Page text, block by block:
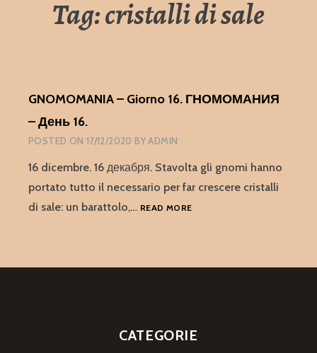
Tag:cristalli di sale
GNOMOMANIA – Giorno 16. ГНОМОМАНИЯ
– День 16.
POSTED ON 17/12/2020 BYADMIN
16 dicembre. 16 декабря. Stavolta gli gnomi hanno
portato tutto il necessario per far crescere cristalli
di sale: un barattolo,… READ MOREGNOMOMANIA
CATEGORIE